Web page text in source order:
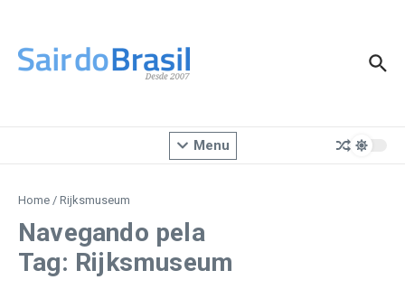
Menu
Home / Rijksmuseum
Navegando pela
Tag: Rijksmuseum